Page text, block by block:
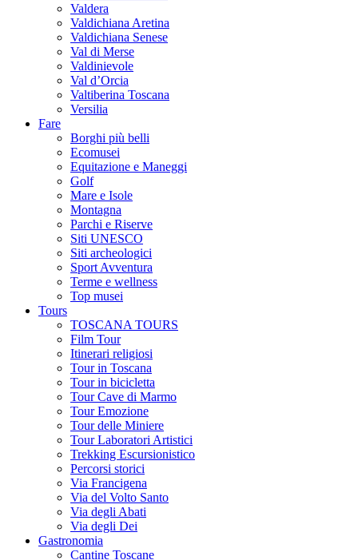
Valdera
Valdichiana Aretina
Valdichiana Senese
Val di Merse
Valdinievole
Val d’Orcia
Valtiberina Toscana
Versilia
Fare
Borghi più belli
Ecomusei
Equitazione e Maneggi
Golf
Mare e Isole
Montagna
Parchi e Riserve
Siti UNESCO
Siti archeologici
Sport Avventura
Terme e wellness
Top musei
Tours
TOSCANA TOURS
Film Tour
Itinerari religiosi
Tour in Toscana
Tour in bicicletta
Tour Cave di Marmo
Tour Emozione
Tour delle Miniere
Tour Laboratori Artistici
Trekking Escursionistico
Percorsi storici
Via Francigena
Via del Volto Santo
Via degli Abati
Via degli Dei
Gastronomia
Cantine Toscane